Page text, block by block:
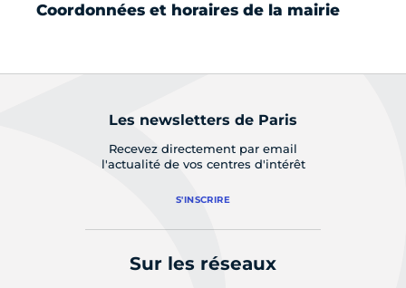
Coordonnées et horaires de la mairie
Les newsletters de Paris
Recevez directement par email
l'actualité de vos centres d'intérêt
S'INSCRIRE
Sur les réseaux